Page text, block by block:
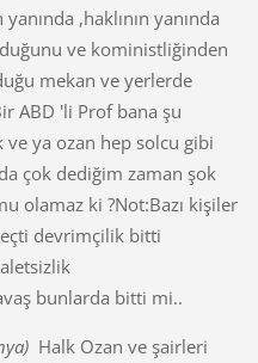
,haklının yanında
ve koministliğinden
mekan ve yerlerde
ABD 'li Prof bana şu
ya ozan hep solcu gibi
çok dediğim zaman şok
olamaz ki ?Not:Bazı kişiler
devrimçilik bitti
bunlarda bitti mi..
Halk Ozan ve şairleri